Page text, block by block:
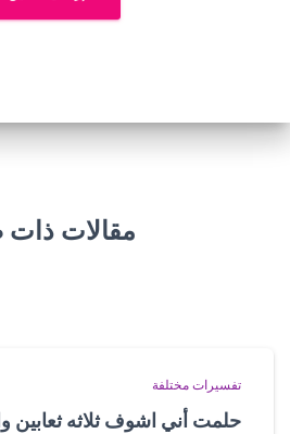
مقالات
تفسيرات مختلفة
حلمت أني اشوف ثلاثه ثعابين